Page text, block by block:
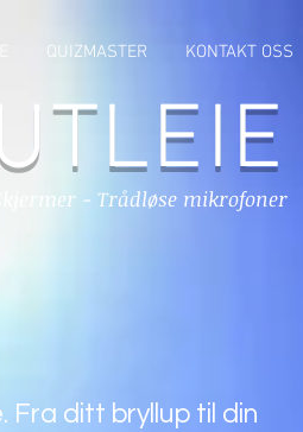
QUIZMASTER KONTAKT OSS
- Trådløse mikrofoner
Fra ditt bryllup til din